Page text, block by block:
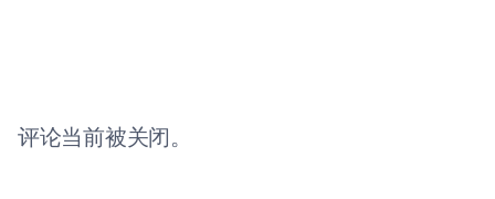
评论当前被关闭。